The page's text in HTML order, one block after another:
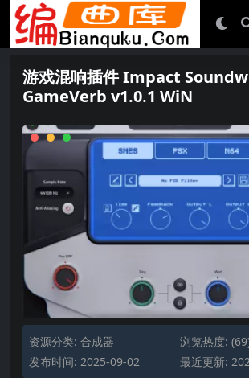
游戏混响插件 Impact
GameVerb v1.0.1 WiN
资源分类: 合成器
浏览热度:
发布时间: 2025-09-02
最近更新: